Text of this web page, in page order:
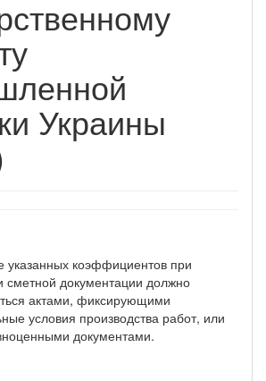
Украины
указанных коэффициентов при
сметной документации должно
актами, фиксирующими
условия производства работ, или
документами.